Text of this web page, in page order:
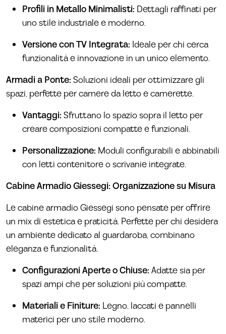
Profili in Metallo Minimalisti: Dettagli raffinati per
uno stile industriale e moderno.
Versione con TV Integrata: Ideale per chi cerca
funzionalità e innovazione in un unico elemento.
Armadi a Ponte: Soluzioni ideali per ottimizzare gli
spazi, perfette per camere da letto e camerette.
Vantaggi: Sfruttano lo spazio sopra il letto per
creare composizioni compatte e funzionali.
Personalizzazione: Moduli configurabili e abbinabili
con letti contenitore o scrivanie integrate.
Cabine Armadio Giessegi: Organizzazione su Misura
Le cabine armadio Giessegi sono pensate per offrire
un mix di estetica e praticità. Perfette per chi desidera
un ambiente dedicato al guardaroba, combinano
eleganza e funzionalità.
Configurazioni Aperte o Chiuse: Adatte sia per
spazi ampi che per soluzioni più compatte.
Materiali e Finiture: Legno, laccati e pannelli
materici per uno stile moderno.